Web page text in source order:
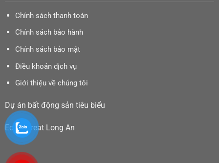
Chính sách thanh toán
Chính sách bảo hành
Chính sách bảo mật
Điều khoản dịch vụ
Giới thiệu về chúng tôi
Dự án bất động sản tiêu biểu
Eco Retreat Long An